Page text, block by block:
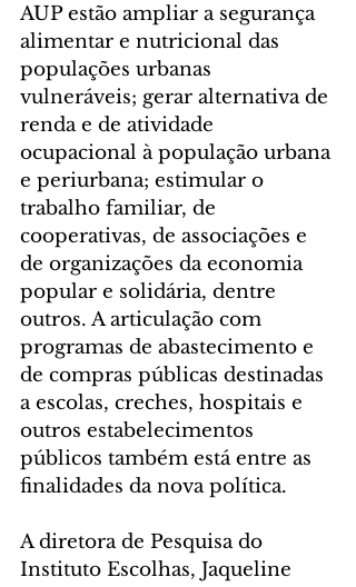
AUP estão ampliar a segurança
alimentar e nutricional das
populações urbanas
vulneráveis; gerar alternativa de
renda e de atividade
ocupacional à população urbana
e periurbana; estimular o
trabalho familiar, de
cooperativas, de associações e
de organizações da economia
popular e solidária, dentre
outros. A articulação com
programas de abastecimento e
de compras públicas destinadas
a escolas, creches, hospitais e
outros estabelecimentos
públicos também está entre as
finalidades da nova política.
A diretora de Pesquisa do
Instituto Escolhas, Jaqueline